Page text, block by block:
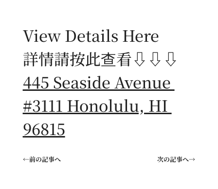
View Details Here
詳情請按此查看⇩⇩⇩
445 Seaside Avenue
#3111 Honolulu, HI
96815
←前の記事へ 次の記事へ→